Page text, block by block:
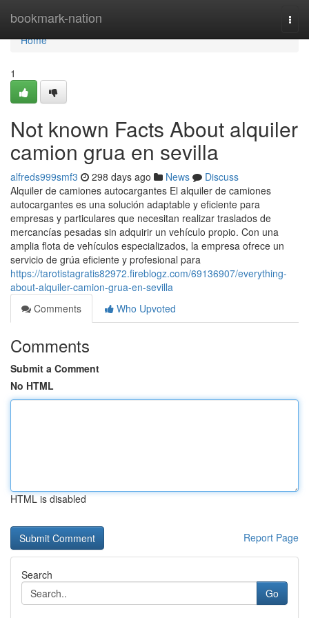
bookmark-nation
Home
Home
1
Not known Facts About alquiler
camion grua en sevilla
alfreds999smf3 298 days ago News
Discuss
Alquiler de camiones autocargantes El alquiler de camiones
autocargantes es una solución adaptable y eficiente para
empresas y particulares que necesitan realizar traslados de
mercancías pesadas sin adquirir un vehículo propio. Con una
amplia flota de vehículos especializados, la empresa ofrece un
servicio de grúa eficiente y profesional para
https://tarotistagratis82972.fireblogz.com/69136907/everything-
about-alquiler-camion-grua-en-sevilla
Comments
Who Upvoted
Comments
Submit a Comment
No HTML
HTML is disabled
Report Page
Search
Go